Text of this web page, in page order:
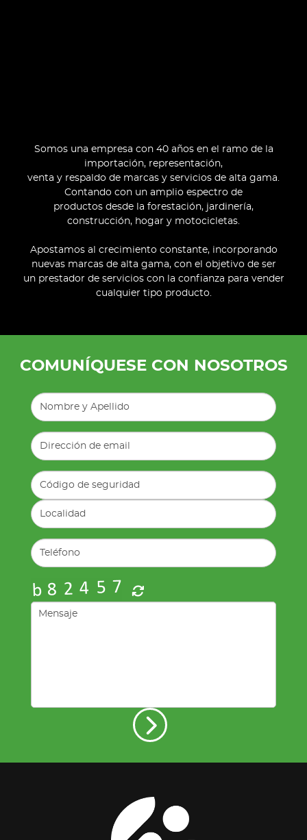
Somos una empresa con 40 años en el ramo de la
importación, representación,
venta y respaldo de marcas y servicios de alta gama.
Contando con un amplio espectro de
productos desde la forestación, jardinería,
construcción, hogar y motocicletas.
Apostamos al crecimiento constante, incorporando
nuevas marcas de alta gama, con el objetivo de ser
un prestador de servicios con la confianza para vender
cualquier tipo producto.
COMUNÍQUESE CON NOSOTROS